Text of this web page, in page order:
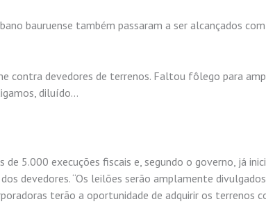
bauruense também passaram a ser alcançados com
contra devedores de terrenos. Faltou fôlego para
diluído…
5.000 execuções fiscais e, segundo o governo, já
devedores. “Os leilões serão amplamente
terão a oportunidade de adquirir os terrenos